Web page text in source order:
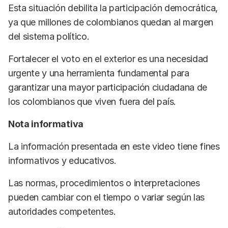
Esta situación debilita la participación democrática,
ya que millones de colombianos quedan al margen
del sistema político.
Fortalecer el voto en el exterior es una necesidad
urgente y una herramienta fundamental para
garantizar una mayor participación ciudadana de
los colombianos que viven fuera del país.
Nota informativa
La información presentada en este video tiene fines
informativos y educativos.
Las normas, procedimientos o interpretaciones
pueden cambiar con el tiempo o variar según las
autoridades competentes.